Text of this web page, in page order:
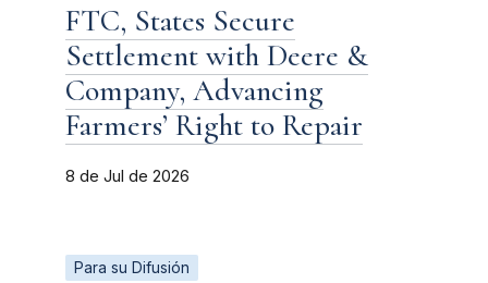
FTC, States Secure
Settlement with Deere &
Company, Advancing
Farmers’ Right to Repair
8 de Jul de 2026
Para su Difusión